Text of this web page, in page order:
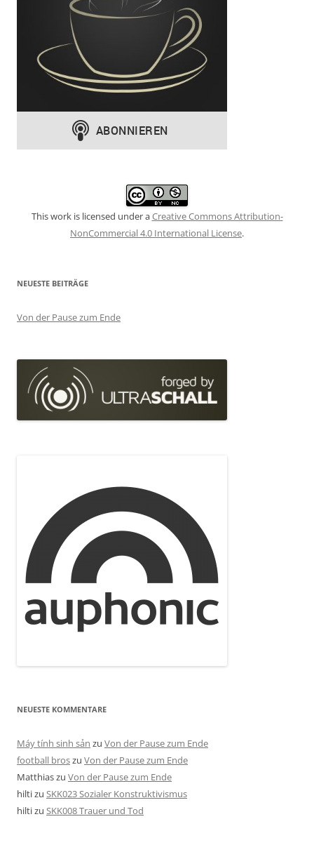
This work is licensed under aCreative Commons Attribution-
NonCommercial 4.0 International License.
NEUESTE BEITRÄGE
Von der Pause zum Ende
NEUESTE KOMMENTARE
Máy tính sinh sản zu Von der Pause zum Ende
football broszu Von der Pause zum Ende
Matthiaszu Von der Pause zum Ende
hiltizu SKK023 Sozialer Konstruktivismus
hiltizu SKK008 Trauer und Tod